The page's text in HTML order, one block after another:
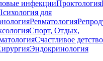
инфекцииПроктология
для
Ревматология
Спорт, Отдых,
Счастливое детство
Эндокринология